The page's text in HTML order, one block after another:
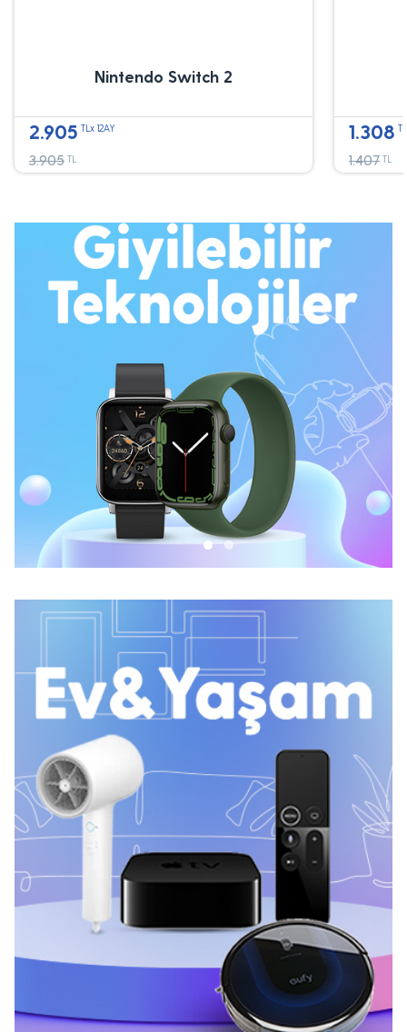
Nintendo Switch 2
2.905 TLx 12AY
3.905 TL
1.308
1.407 TL